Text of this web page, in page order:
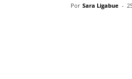
Por Sara Ligabue -